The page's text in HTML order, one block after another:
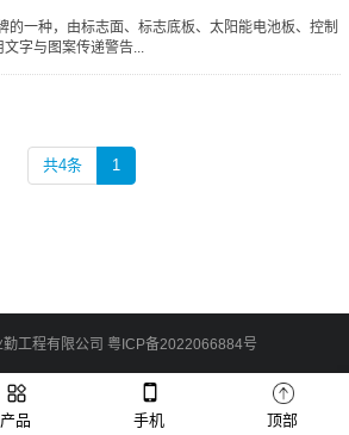
的一种，由标志面、标志底板、太阳能电池板、控制
字与图案传递警告...
共4条 1
工程有限公司 粤ICP备2022066884号
产品 手机 顶部